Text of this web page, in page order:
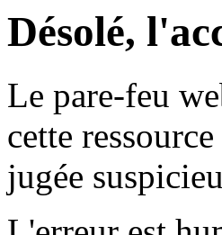
Désolé,
Le pare-feu
cette
jugée